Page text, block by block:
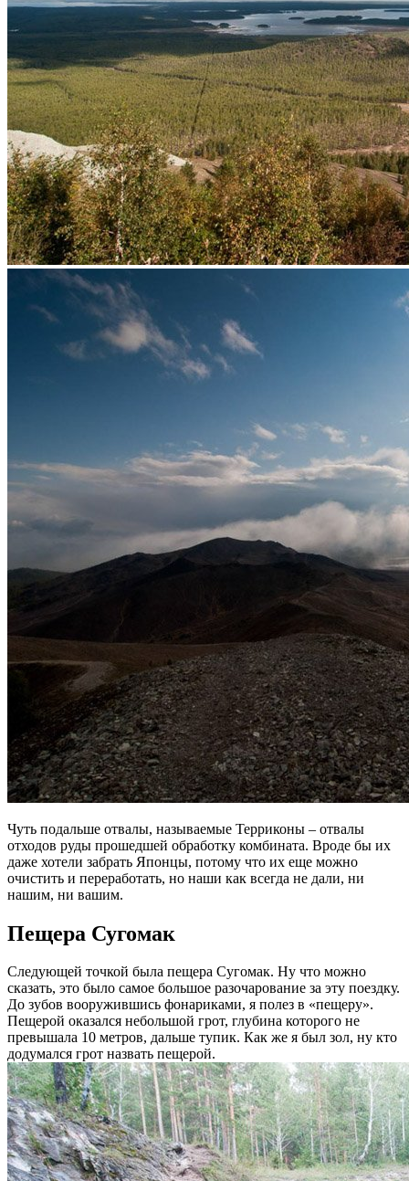
Чуть подальше отвалы, называемые Терриконы – отвалы
отходов руды прошедшей обработку комбината. Вроде бы их
даже хотели забрать Японцы, потому что их еще можно
очистить и переработать, но наши как всегда не дали, ни
нашим, ни вашим.
Пещера Сугомак
Следующей точкой была пещера Сугомак. Ну что можно
сказать, это было самое большое разочарование за эту поездку.
До зубов вооружившись фонариками, я полез в «пещеру».
Пещерой оказался небольшой грот, глубина которого не
превышала 10 метров, дальше тупик. Как же я был зол, ну кто
додумался грот назвать пещерой.